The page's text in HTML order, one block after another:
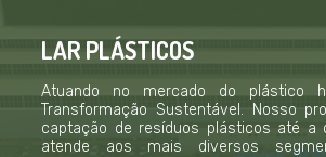
LAR PLÁSTICOS
Atuando no mercado do plástico
Transformação Sustentável. Nosso
captação de resíduos plásticos até a
atende aos mais diversos